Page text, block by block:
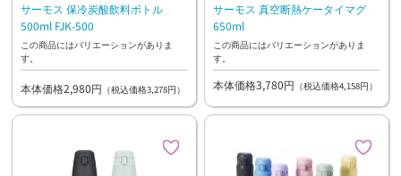
サーモス 保冷炭酸飲料ボトル
500ml FJK-500
この商品にはバリエーションがありま
す。
本体価格2,980円 （税込価格3,278円）
サーモス 真空断熱ケータイマグ
650ml
この商品にはバリエーションがありま
す。
本体価格3,780円 （税込価格4,158円）